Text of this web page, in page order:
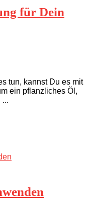
für Dein
tun, kannst Du es mit
ein pflanzliches Öl,
...